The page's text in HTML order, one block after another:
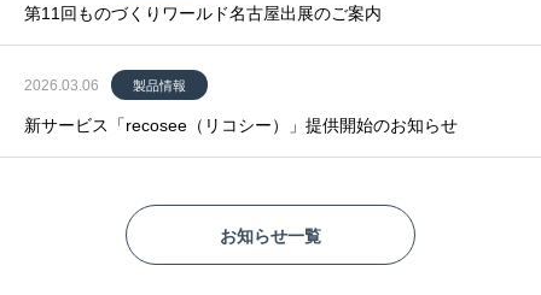
第11回ものづくりワールド名古屋出展のご案内
2026.03.06 製品情報
新サービス「recosee（リコシー）」提供開始のお知らせ
お知らせ一覧